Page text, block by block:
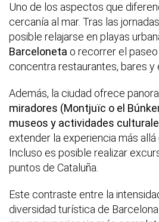
Uno de los aspectos que
cercanía al mar. Tras las
posible relajarse en playas
Barceloneta o recorrer el
concentra restaurantes, bares y
Además, la ciudad ofrece
miradores (Montjuïc o el
museos y actividades
extender la experiencia más
Incluso es posible realizar
puntos de Cataluña.
Este contraste entre la
diversidad turística de